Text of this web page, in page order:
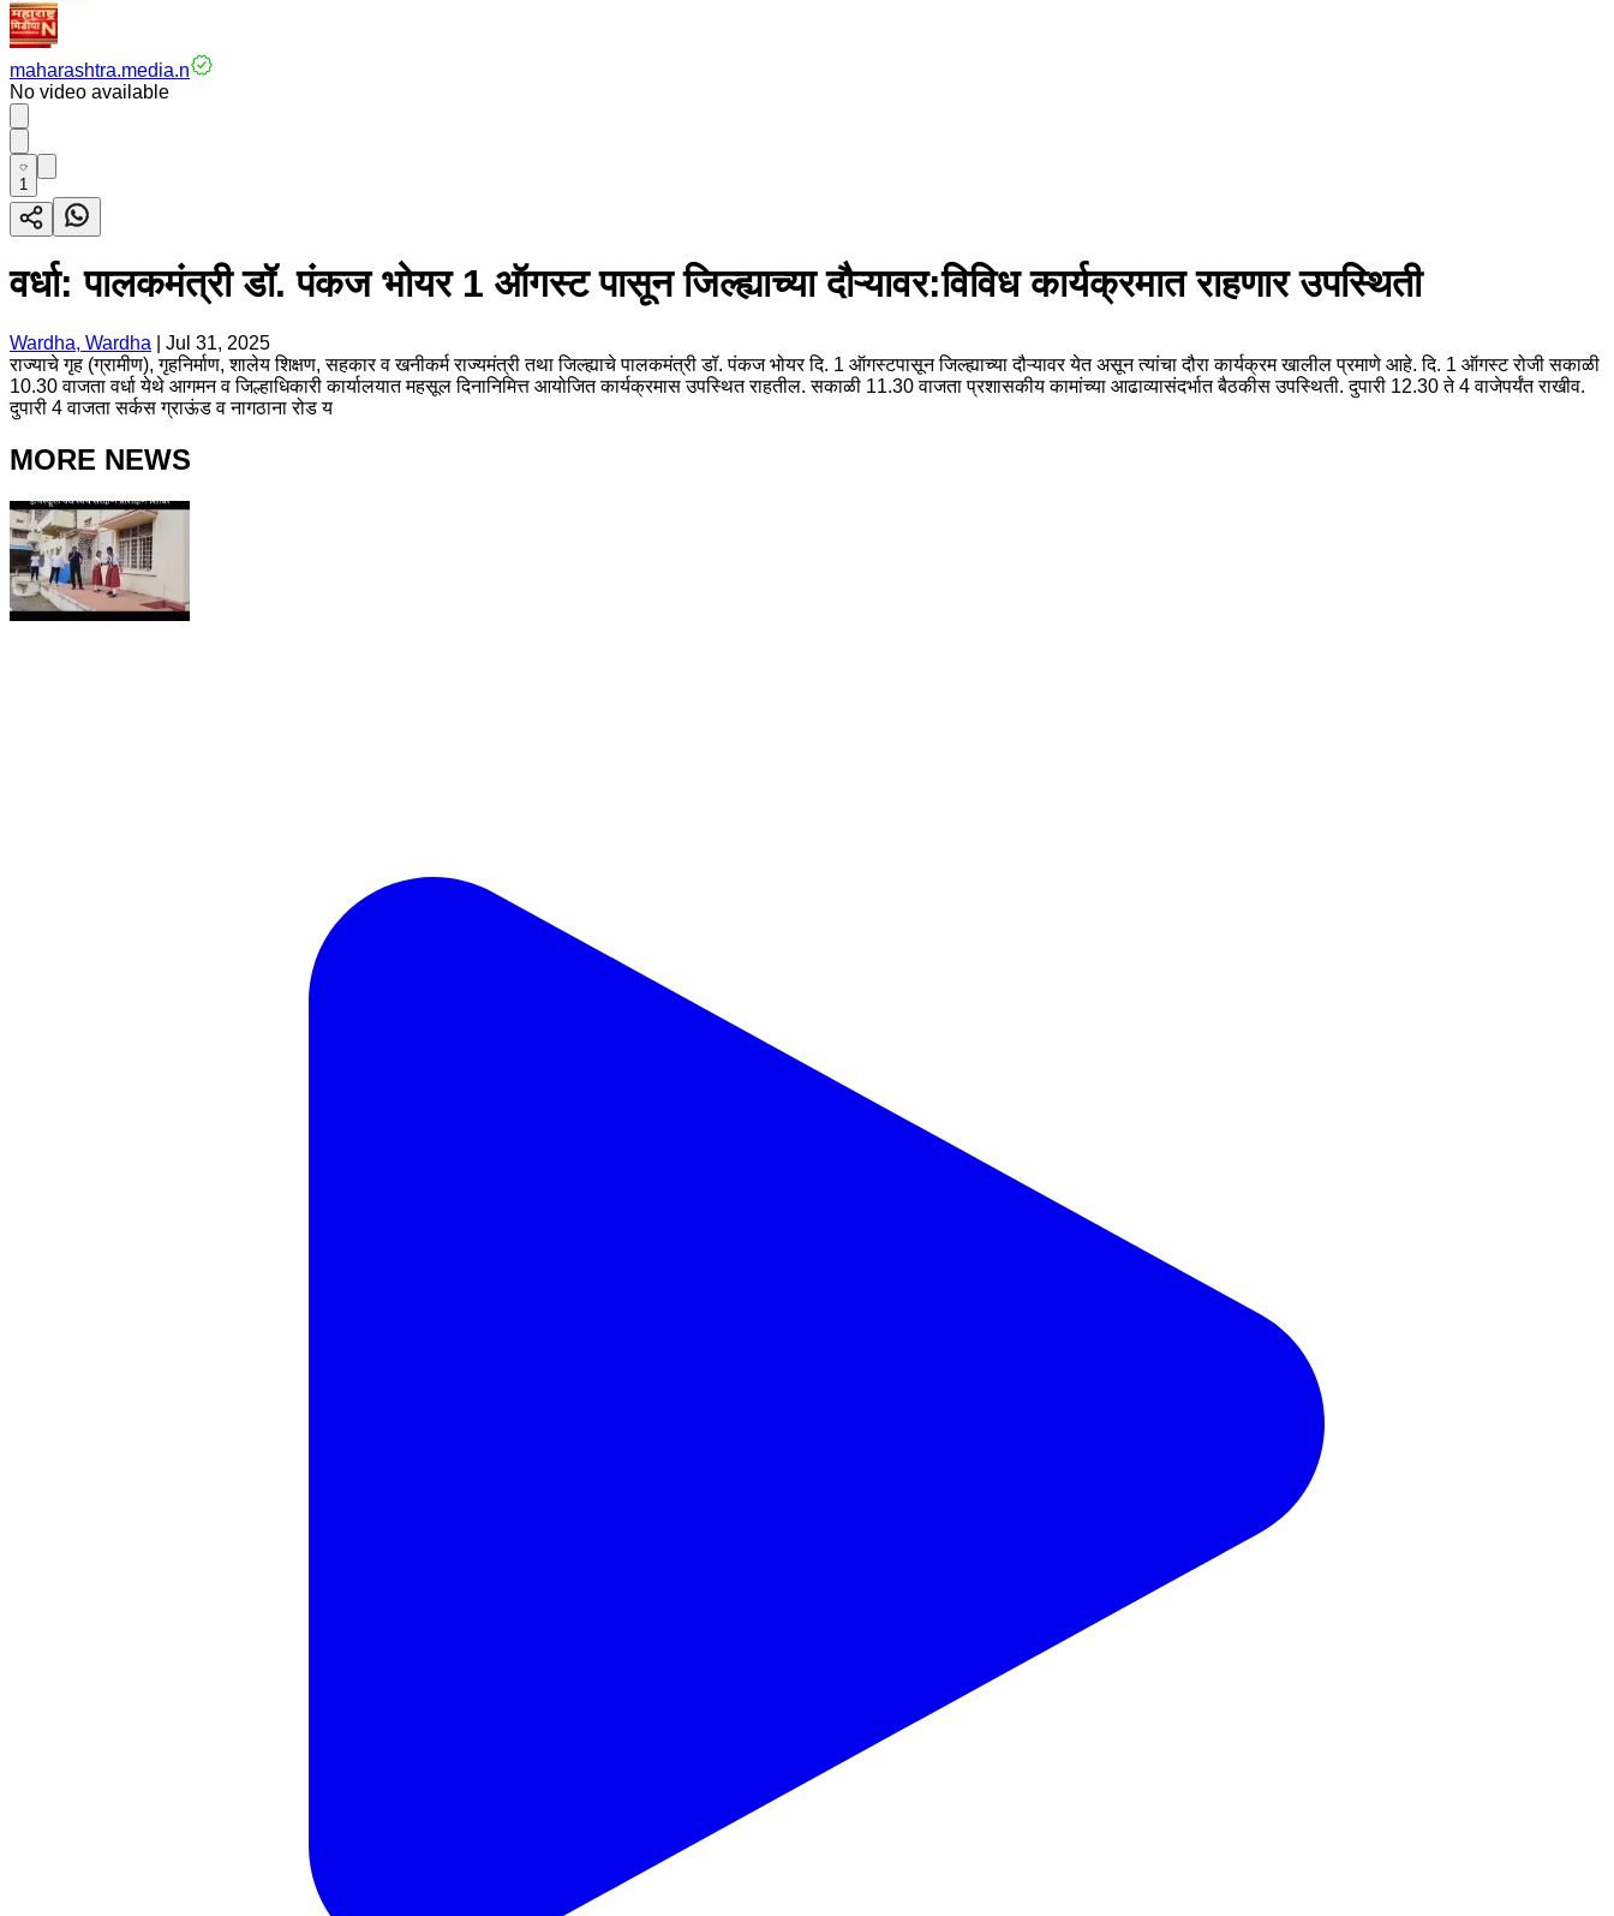
maharashtra.media.n
No video available
1
वर्धा: पालकमंत्री डॉ. पंकज भोयर 1 ऑगस्ट पासून जिल्ह्याच्या दौऱ्यावर:विविध कार्यक्रमात राहणार उपस्थिती
Wardha, Wardha
Jul 31, 2025
राज्याचे गृह (ग्रामीण), गृहनिर्माण, शालेय शिक्षण, सहकार व खनीकर्म राज्यमंत्री तथा जिल्ह्याचे पालकमंत्री डॉ. पंकज भोयर दि. 1 ऑगस्टपासून जिल्ह्याच्या दौऱ्यावर येत असून त्यांचा दौरा कार्यक्रम खालील प्रमाणे आहे. दि. 1 ऑगस्ट रोजी सकाळी
10.30 वाजता वर्धा येथे आगमन व जिल्हाधिकारी कार्यालयात महसूल दिनानिमित्त आयोजित कार्यक्रमास उपस्थित राहतील. सकाळी 11.30 वाजता प्रशासकीय कामांच्या आढाव्यासंदर्भात बैठकीस उपस्थिती. दुपारी 12.30 ते 4 वाजेपर्यंत राखीव.
दुपारी 4 वाजता सर्कस ग्राऊंड व नागठाना रोड य
MORE NEWS